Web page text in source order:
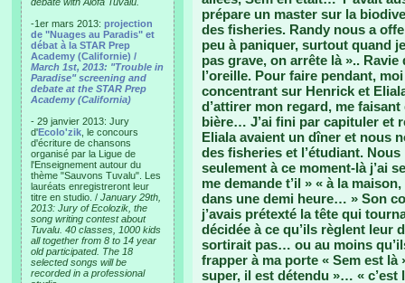
-1er mars 2013: projection
de "Nuages au Paradis" et
débat à la STAR Prep
Academy (Californie) /
March 1st, 2013: "Trouble in
Paradise" screening and
debate at the STAR Prep
Academy (California)
- 29 janvier 2013: Jury
d'Ecolo'zik , le concours
d'écriture de chansons
organisé par la Ligue de
l'Enseignement autour du
thème "Sauvons Tuvalu". Les
lauréats enregistreront leur
titre en studio. / January 29th,
2013: Jury of Ecolozik, the
song writing contest about
Tuvalu. 40 classes, 1000 kids
all together from 8 to 14 year
old participated. The 18
selected songs will be
recorded in a professional
prépare un master sur la
des fisheries. Randy nous a
peu à paniquer, surtout quand
pas grave, on arrête là »..
l’oreille. Pour faire pendant,
concentrant sur Henrick et
d’attirer mon regard, me
bière… J’ai fini par capituler et
Eliala avaient un dîner et nous
des fisheries et l’étudiant.
seulement à ce moment-là j’ai
me demande t’il » « à la
dans une demi heure… » Son
j’avais prétexté la tête qui
décidée à ce qu’ils règlent leur
sortirait pas… ou au moins
frapper à ma porte « Sem est là
super, il est détendu »… « c’est